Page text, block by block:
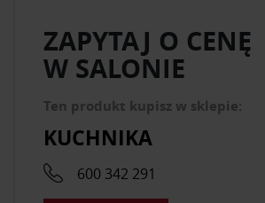
ZAPYTAJ O CENĘ
W SALONIE
Ten produkt kupisz w sklepie:
KUCHNIKA
600 342 291